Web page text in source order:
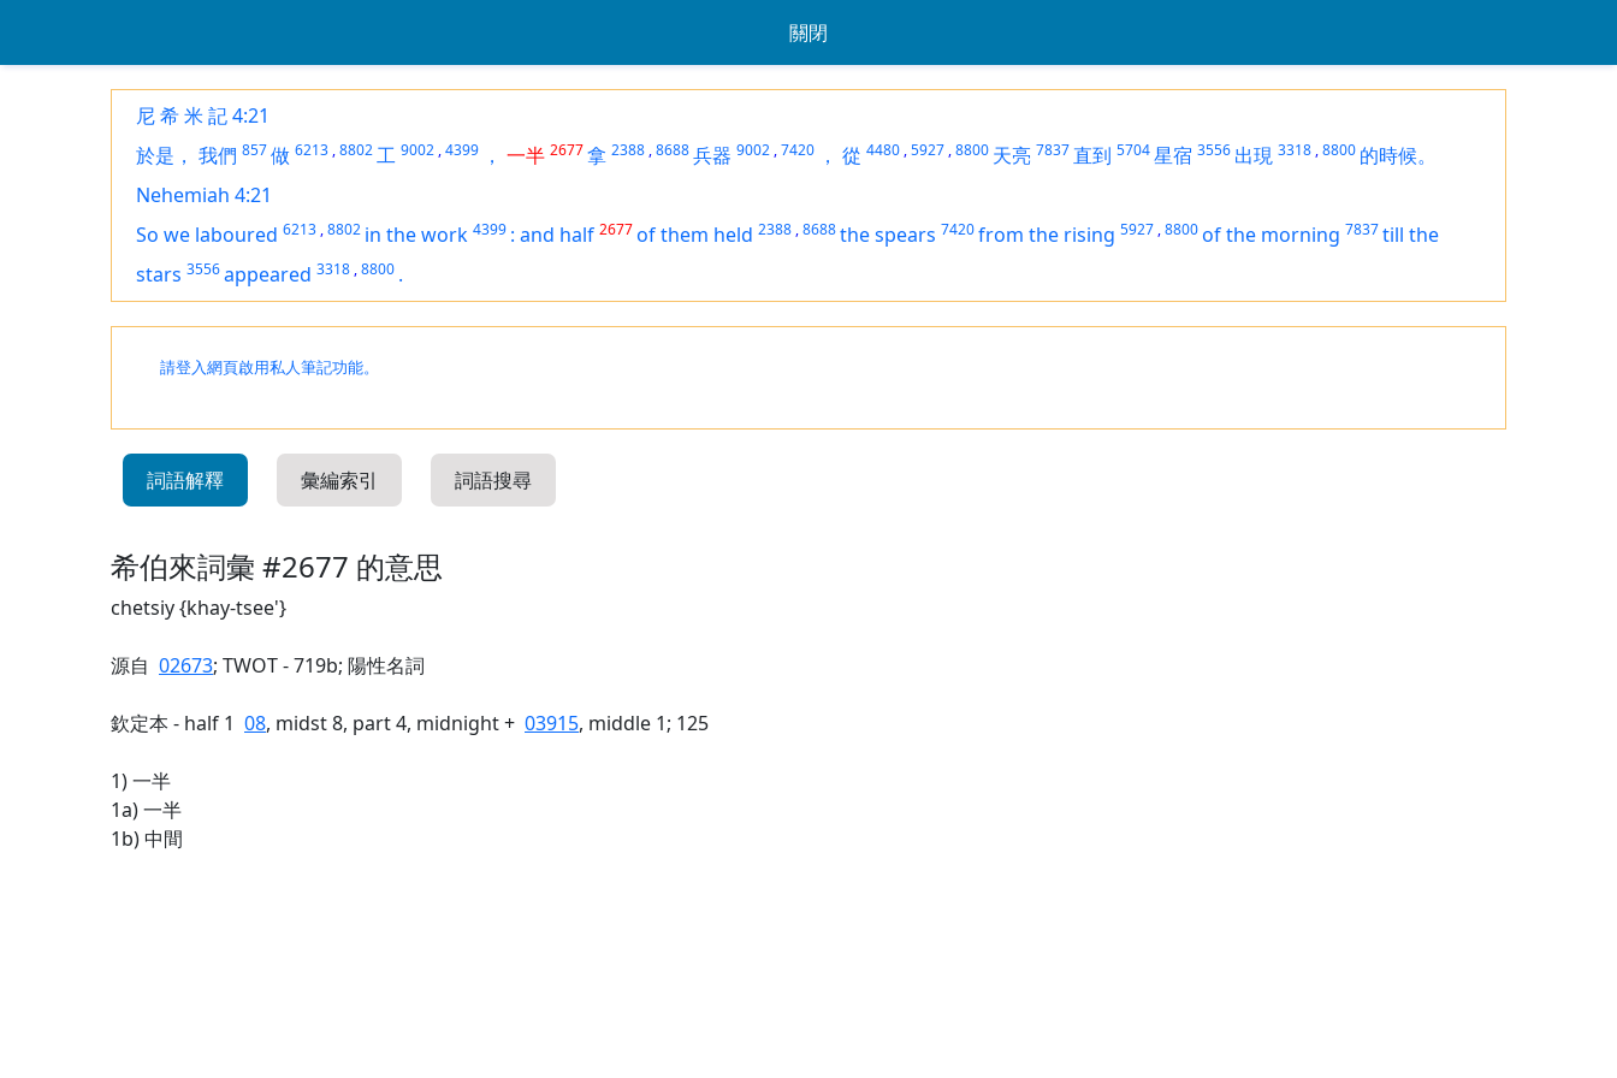
關閉
尼 希 米 記 4:21
於是， 我們 857做 6213 ,8802工 9002 ,4399 ， 一半 2677拿 2388 ,8688兵器 9002 ,7420 ， 從 4480 ,5927 ,8800 天亮 7837直到 5704星宿 3556 出現 3318 ,8800 的時候。
Nehemiah 4:21
So we laboured 6213 ,8802 in the work 4399 : and half 2677of them held 2388 ,8688the spears 7420from the rising 5927 ,8800of the morning 7837till the
stars 3556appeared 3318 ,8800 .
請登入網頁啟用私人筆記功能。
詞語解釋 彙編索引 詞語搜尋
希伯來詞彙 #2677 的意思
chetsiy {khay-tsee'}
源自 02673; TWOT - 719b; 陽性名詞
欽定本 - half 1 08, midst 8, part 4, midnight + 03915, middle 1; 125
1) 一半
1a) 一半
1b) 中間